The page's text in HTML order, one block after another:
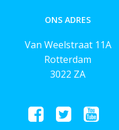
ONS ADRES
Van Weelstraat 11A
Rotterdam
3022 ZA